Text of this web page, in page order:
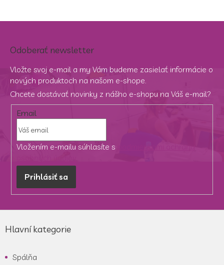
Odoberať newsletter
Vložte svoj e-mail a my Vám budeme zasielať informácie o
nových produktoch na našom e-shope.
Chcete dostávať novinky z nášho e-shopu na Váš e-mail?
Email
Vložením e-mailu súhlasíte s
Prihlásiť sa
Hlavní kategorie
Spálňa